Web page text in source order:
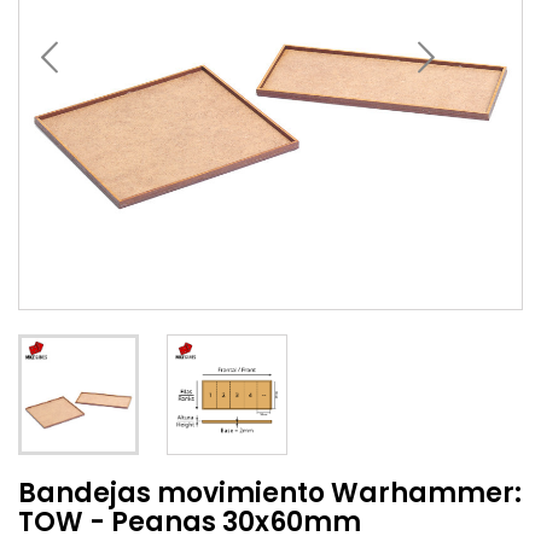
Bandejas movimiento Warhammer:
TOW - Peanas 30x60mm